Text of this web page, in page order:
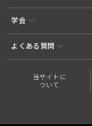
学会
よくある質問
当サイトに
ついて